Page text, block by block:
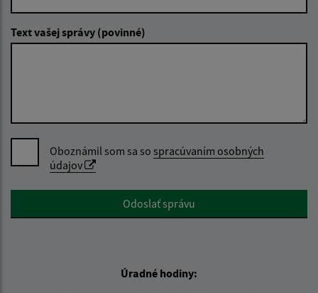
Text vašej správy (povinné)
Oboznámil som sa so spracúvaním osobných
údajov
Google reCaptcha ResponseOdoslať správu
Úradné hodiny: